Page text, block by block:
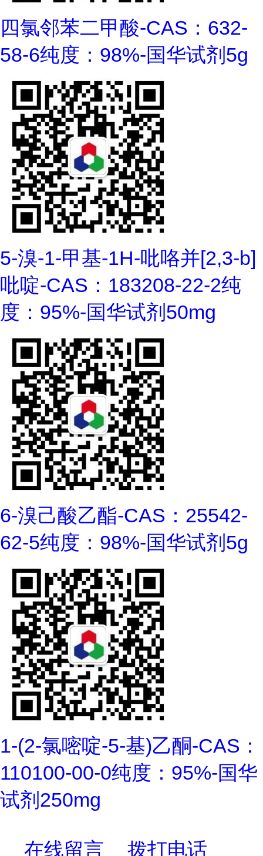
四氯邻苯二甲酸-CAS：632-
58-6纯度：98%-国华试剂5g
5-溴-1-甲基-1H-吡咯并[2,3-b]
吡啶-CAS：183208-22-2纯
度：95%-国华试剂50mg
6-溴己酸乙酯-CAS：25542-
62-5纯度：98%-国华试剂5g
1-(2-氯嘧啶-5-基)乙酮-CAS：
110100-00-0纯度：95%-国华
试剂250mg
在线留言 拨打电话